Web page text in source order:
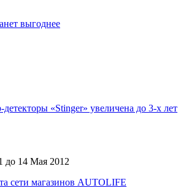
выгоднее
детекторы «Stinger» увеличена до 3-х лет
до 14 Мая 2012
сети магазинов AUTOLIFE